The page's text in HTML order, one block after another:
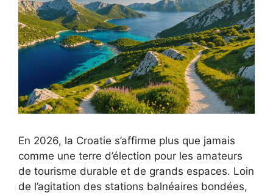
En 2026, la Croatie s’affirme plus que jamais
comme une terre d’élection pour les amateurs
de tourisme durable et de grands espaces. Loin
de l’agitation des stations balnéaires bondées,